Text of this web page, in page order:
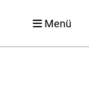
Menü